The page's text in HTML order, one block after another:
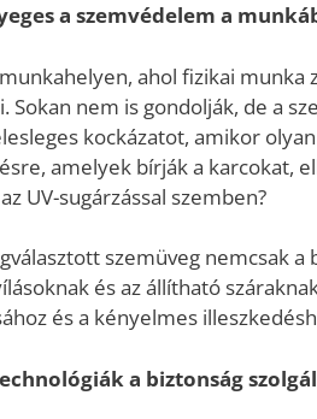
a szemvédelem a
ahol fizikai munka
Sokan nem is gondolják, de a
kockázatot, amikor
amelyek bírják a karcokat,
UV-sugárzással szemben?
szemüveg nemcsak
és az állítható
és a kényelmes
a biztonság